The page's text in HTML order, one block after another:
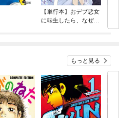
【単行本】おデブ悪女
に転生したら、なぜか
もっと見る